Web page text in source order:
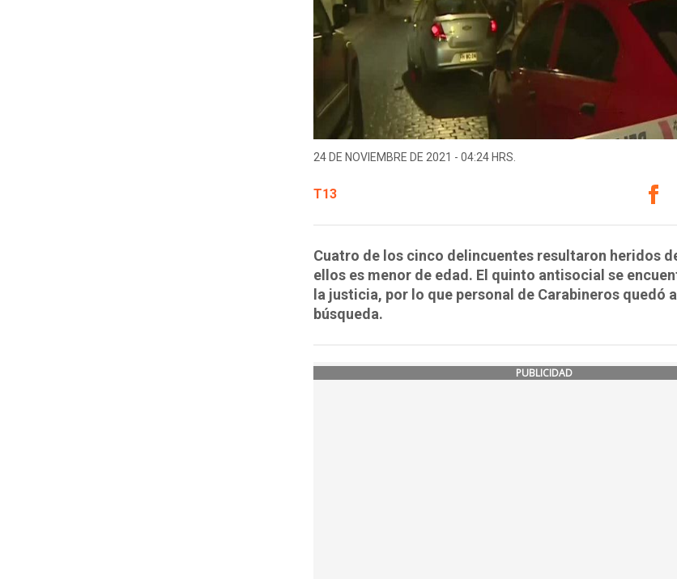
24 DE NOVIEMBRE DE 2021 - 04:24 HRS.
T13
Cuatro de los cinco delincuentes resultaron heridos
ellos es menor de edad. El quinto antisocial se
la justicia, por lo que personal de Carabineros quedó
búsqueda.
PUBLICIDAD